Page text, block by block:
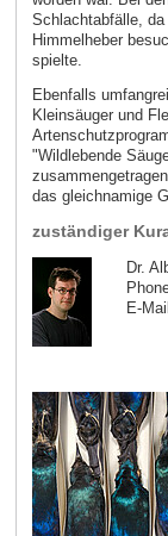
Schlachtabfälle,
Himmelheber
spielte.
Ebenfalls
Kleinsäuger und
"Wildlebende
das gleichnamige
zuständiger
Dr.
E-